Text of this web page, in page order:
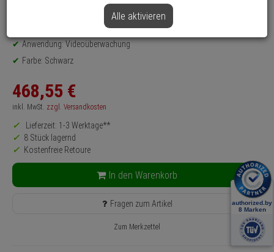
Bildschirmgröße (Zoll): 23"
Anwendung: Videoüberwachung
Farbe: Schwarz
468,55 €
inkl. MwSt. zzgl. Versandkosten
Lieferzeit: 1-3 Werktage**
8 Stück lagernd
Kostenfreie Retoure
In den Warenkorb
Fragen zum Artikel
Zum Merkzettel
Alle aktivieren